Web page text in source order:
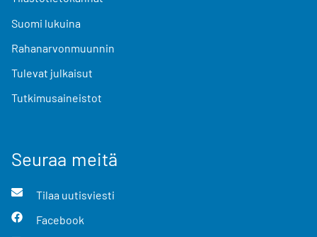
Suomi lukuina
Rahanarvonmuunnin
Tulevat julkaisut
Tutkimusaineistot
Seuraa meitä
Tilaa uutisviesti
Facebook